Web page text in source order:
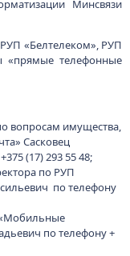
Минсвязи
«Белтелеком», РУП
«прямые телефонные
вопросам имущества,
Сасковец
(17) 293 55 48;
по РУП
по телефону
по телефону +